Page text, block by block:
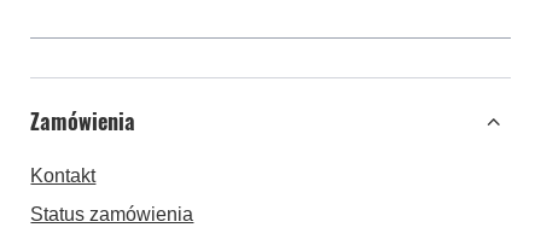
Zamówienia
Kontakt
Status zamówienia